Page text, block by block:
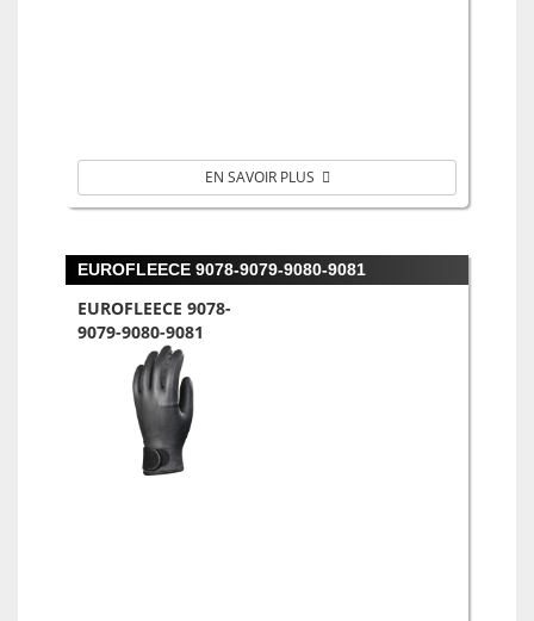
EN SAVOIR PLUS
EUROFLEECE 9078-9079-9080-9081
EUROFLEECE 9078-
9079-9080-9081